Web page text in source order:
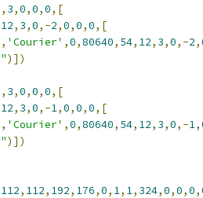
, 3,0,0,0,[
12, 3,0,-2,0,0,0,[
, 'Courier' ,0,80640, 54, 12, 3,0,-2,
)])
, 3,0,0,0,[
12, 3,0,-1,0,0,0,[
, 'Courier' ,0,80640, 54, 12, 3,0,-1,
)])
112, 112, 192, 176,0, 1, 1, 324,0,0,0,